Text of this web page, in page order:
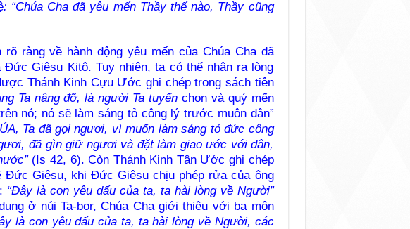
: “Chúa Cha đã yêu mến Thầy thế nào, Thầy cũng
ràng về hành động yêu mến của Chúa Cha đã
Đức Giêsu Kitô. Tuy nhiên, ta có thể nhận ra lòng
Thánh Kinh Cựu Ước ghi chép trong sách tiên
Ta nâng đỡ, là người Ta tuyển chọn và quý mến
nó; nó sẽ làm sáng tỏ công lý trước muôn dân”
Ta đã gọi ngươi, vì muốn làm sáng tỏ đức công
đã gìn giữ ngươi và đặt làm giao ước với dân,
(Is 42, 6). Còn Thánh Kinh Tân Ước ghi chép
Đức Giêsu, khi Đức Giêsu chịu phép rửa của ông
“Đây là con yêu dấu của ta, ta hài lòng về Người”
ở núi Ta-bor, Chúa Cha giới thiệu với ba môn
là con yêu dấu của ta, ta hài lòng về Người, các